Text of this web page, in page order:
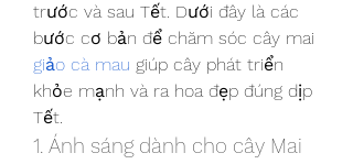
trước và sau Tết. Dưới đây là các
giảo cà mau giúp cây phát triển
khỏe mạnh và ra hoa đẹp đúng dịp
Tết.
1. Ánh sáng dành cho cây Mai